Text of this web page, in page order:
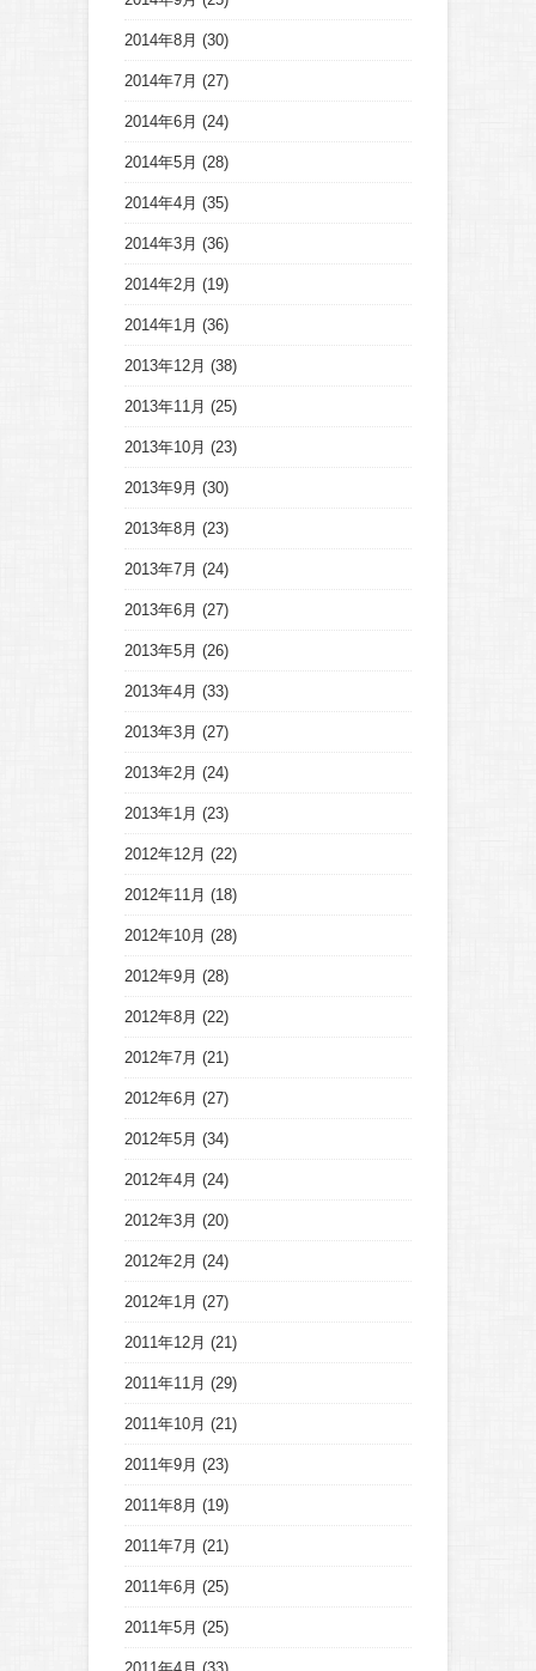
2014年8月 (30)
2014年7月 (27)
2014年6月 (24)
2014年5月 (28)
2014年4月 (35)
2014年3月 (36)
2014年2月 (19)
2014年1月 (36)
2013年12月 (38)
2013年11月 (25)
2013年10月 (23)
2013年9月 (30)
2013年8月 (23)
2013年7月 (24)
2013年6月 (27)
2013年5月 (26)
2013年4月 (33)
2013年3月 (27)
2013年2月 (24)
2013年1月 (23)
2012年12月 (22)
2012年11月 (18)
2012年10月 (28)
2012年9月 (28)
2012年8月 (22)
2012年7月 (21)
2012年6月 (27)
2012年5月 (34)
2012年4月 (24)
2012年3月 (20)
2012年2月 (24)
2012年1月 (27)
2011年12月 (21)
2011年11月 (29)
2011年10月 (21)
2011年9月 (23)
2011年8月 (19)
2011年7月 (21)
2011年6月 (25)
2011年5月 (25)